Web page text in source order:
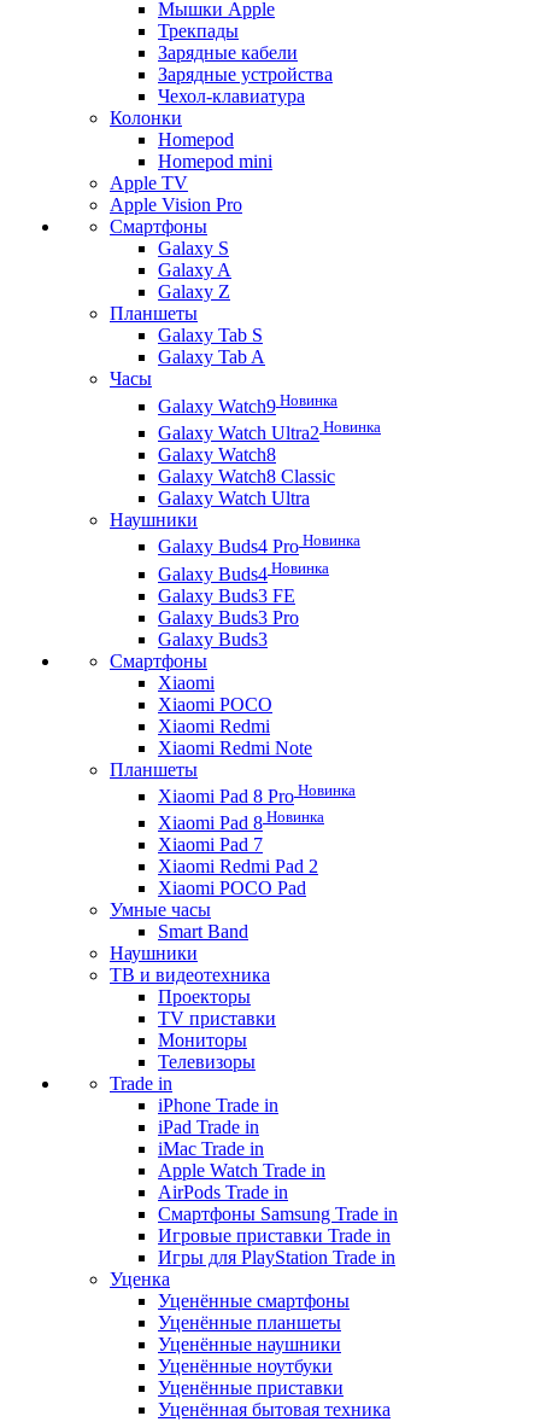
Мышки Apple
Трекпады
Зарядные кабели
Зарядные устройства
Чехол-клавиатура
Колонки
Homepod
Homepod mini
Apple TV
Apple Vision Pro
Смартфоны
Galaxy S
Galaxy A
Galaxy Z
Планшеты
Galaxy Tab S
Galaxy Tab A
Часы
Galaxy Watch9 Новинка
Galaxy Watch Ultra2 Новинка
Galaxy Watch8
Galaxy Watch8 Classic
Galaxy Watch Ultra
Наушники
Galaxy Buds4 Pro Новинка
Galaxy Buds4 Новинка
Galaxy Buds3 FE
Galaxy Buds3 Pro
Galaxy Buds3
Смартфоны
Xiaomi
Xiaomi POCO
Xiaomi Redmi
Xiaomi Redmi Note
Планшеты
Xiaomi Pad 8 Pro Новинка
Xiaomi Pad 8 Новинка
Xiaomi Pad 7
Xiaomi Redmi Pad 2
Xiaomi POCO Pad
Умные часы
Smart Band
Наушники
ТВ и видеотехника
Проекторы
TV приставки
Мониторы
Телевизоры
Trade in
iPhone Trade in
iPad Trade in
iMac Trade in
Apple Watch Trade in
AirPods Trade in
Смартфоны Samsung Trade in
Игровые приставки Trade in
Игры для PlayStation Trade in
Уценка
Уценённые смартфоны
Уценённые планшеты
Уценённые наушники
Уценённые ноутбуки
Уценённые приставки
Уценённая бытовая техника